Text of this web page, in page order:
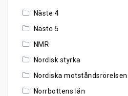
Näste 4
Näste 5
NMR
Nordisk styrka
Nordiska motståndsrörelsen
Norrbottens län